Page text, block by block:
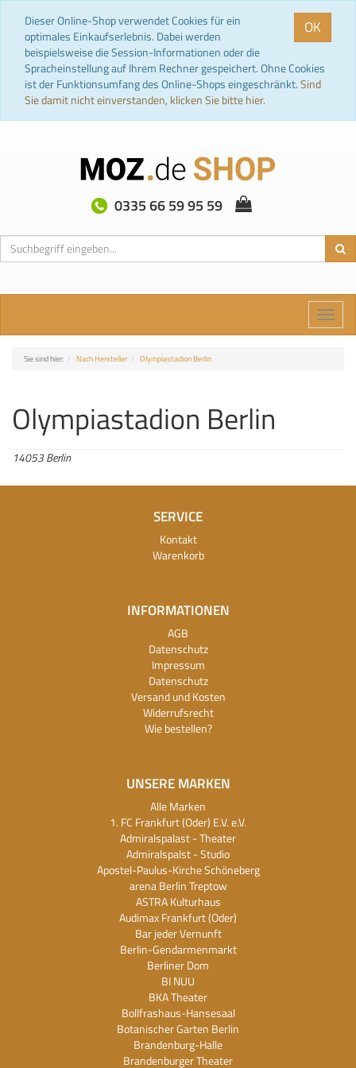
OK
Dieser Online-Shop verwendet Cookies für ein
optimales Einkaufserlebnis. Dabei werden
beispielsweise die Session-Informationen oder die
Spracheinstellung auf Ihrem Rechner gespeichert. Ohne Cookies
ist der Funktionsumfang des Online-Shops eingeschränkt.Sind
Sie damit nicht einverstanden, klicken Sie bitte hier.
0335 66 59 95 59
Toggle
Sie sind hier: Nach Hersteller Olympiastadion Berlin
Olympiastadion Berlin
14053 Berlin
SERVICE
Kontakt
Warenkorb
INFORMATIONEN
AGB
Datenschutz
Impressum
Datenschutz
Versand und Kosten
Widerrufsrecht
Wie bestellen?
UNSERE MARKEN
Alle Marken
1. FC Frankfurt (Oder) E.V. e.V.
Admiralspalast - Theater
Admiralspalst - Studio
Apostel-Paulus-Kirche Schöneberg
arena Berlin Treptow
ASTRA Kulturhaus
Audimax Frankfurt (Oder)
Bar jeder Vernunft
Berlin-Gendarmenmarkt
Berliner Dom
BI NUU
BKA Theater
Bollfrashaus-Hansesaal
Botanischer Garten Berlin
Brandenburg-Halle
Brandenburger Theater